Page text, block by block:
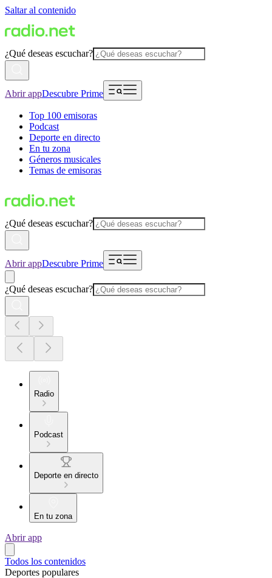
Saltar al contenido
¿Qué deseas escuchar?
Abrir appDescubre Prime
Top 100 emisoras
Podcast
Deporte en directo
En tu zona
Géneros musicales
Temas de emisoras
¿Qué deseas escuchar?
Abrir appDescubre Prime
¿Qué deseas escuchar?
Radio
Podcast
Deporte en directo
En tu zona
Abrir app
Todos los contenidos
Deportes populares